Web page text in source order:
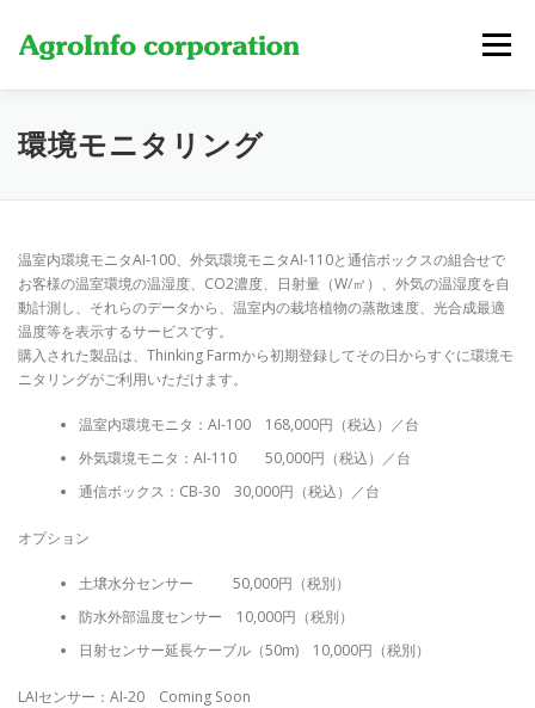
メニュー
製品・サービス 費用
環境モニタリング
温室内環境モニタAI-100、外気環境モニタAI-110と通信ボックスの組合せで
お客様の温室環境の温湿度、CO2濃度、日射量（W/㎡）、外気の温湿度を自
動計測し、それらのデータから、温室内の栽培植物の蒸散速度、光合成最適
温度等を表示するサービスです。
購入された製品は、Thinking Farmから初期登録してその日からすぐに環境モ
ニタリングがご利用いただけます。
温室内環境モニタ：AI-100 168,000円（税込）／台
外気環境モニタ：AI-110 50,000円（税込）／台
通信ボックス：CB-30 30,000円（税込）／台
オプション
土壌水分センサー 50,000円（税別）
防水外部温度センサー 10,000円（税別）
日射センサー延長ケーブル（50m) 10,000円（税別）
LAIセンサー：AI-20 Coming Soon